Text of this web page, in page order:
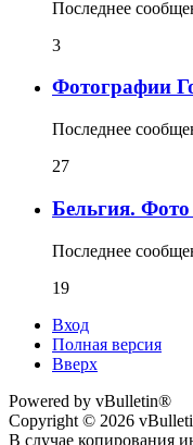
Последнее
3
Фотографии
Последнее
27
Бельгия. Фото
Последнее
19
Вход
Полная версия
Вверх
Powered by vBulletin®
Copyright © 2026
В случае копирования